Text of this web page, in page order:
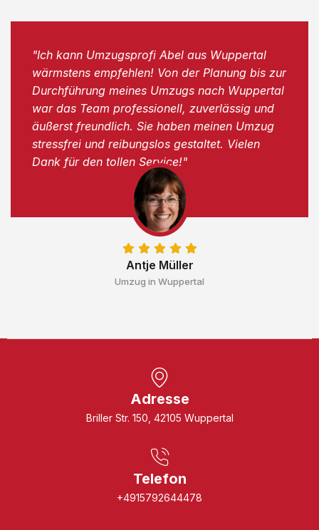
Antje Müller
Umzug in Wuppertal
"Ich kann Umzugsprofi Abel aus Wuppertal
wärmstens empfehlen! Von der Planung bis zur
Durchführung meines Umzugs nach Wuppertal
war das Team professionell, zuverlässig und
äußerst freundlich. Sie haben meinen Umzug
stressfrei und reibungslos gestaltet. Vielen
Dank für den tollen Service!"
Adresse
Briller Str. 150, 42105 Wuppertal
Telefon
+4915792644478